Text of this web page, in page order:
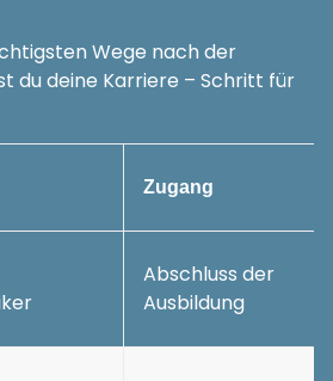
Wege nach der
du deine Karriere – Schritt für
Zugang
Abschluss der
Ausbildung